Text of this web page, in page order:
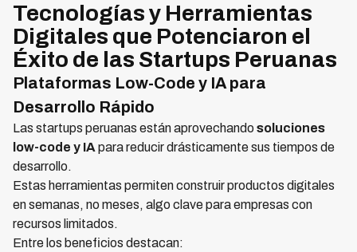
Tecnologías y Herramientas
Digitales que Potenciaron el
Éxito de las Startups Peruanas
Plataformas Low-Code y IA para
Desarrollo Rápido
Las startups peruanas están aprovechando soluciones
low-code y IA para reducir drásticamente sus tiempos de
desarrollo.
Estas herramientas permiten construir productos digitales
en semanas, no meses, algo clave para empresas con
recursos limitados.
Entre los beneficios destacan: